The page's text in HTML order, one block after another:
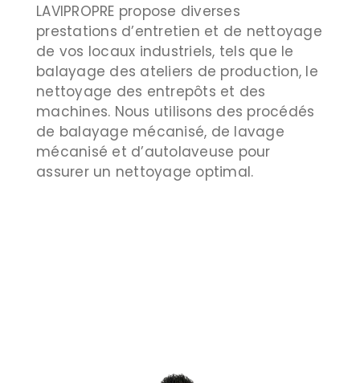
LAVIPROPRE propose diverses
prestations d’entretien et de nettoyage
de vos locaux industriels, tels que le
balayage des ateliers de production, le
nettoyage des entrepôts et des
machines. Nous utilisons des procédés
de balayage mécanisé, de lavage
mécanisé et d’autolaveuse pour
assurer un nettoyage optimal.